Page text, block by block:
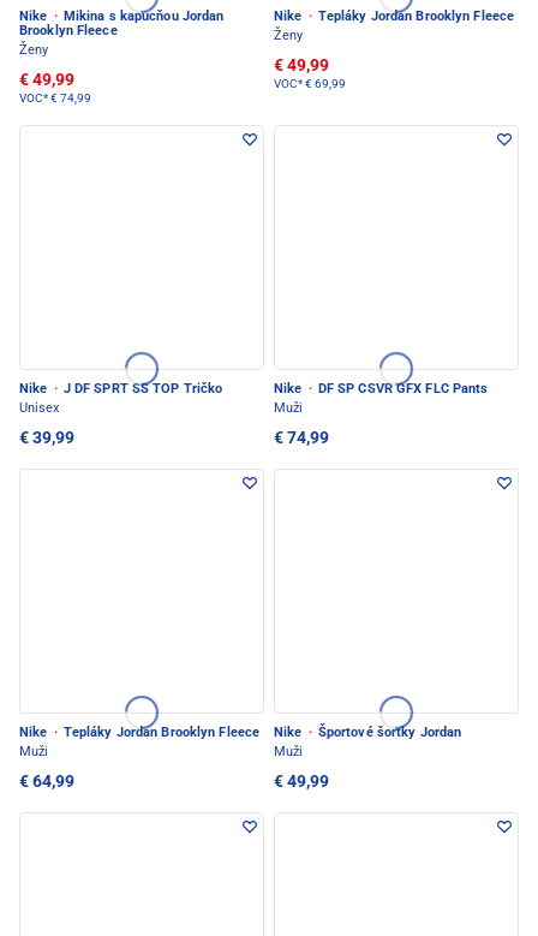
Nike · Mikina s kapucňou Jordan
Brooklyn Fleece
Ženy
€ 49,99
VOC*€ 74,99
Nike · Tepláky Jordan Brooklyn Fleece
Ženy
€ 49,99
VOC*€ 69,99
Nike · J DF SPRT SS TOP Tričko
Unisex
€ 39,99
Nike · DF SP CSVR GFX FLC Pants
Muži
€ 74,99
Nike · Tepláky Jordan Brooklyn Fleece
Muži
€ 64,99
Nike · Športové šortky Jordan
Muži
€ 49,99